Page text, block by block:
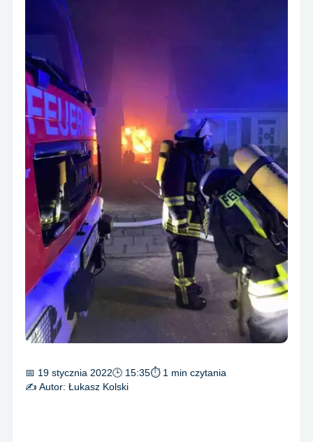
📅 19 stycznia 2022🕒 15:35⏱ 1 min czytania
✍️ Autor: Łukasz Kolski